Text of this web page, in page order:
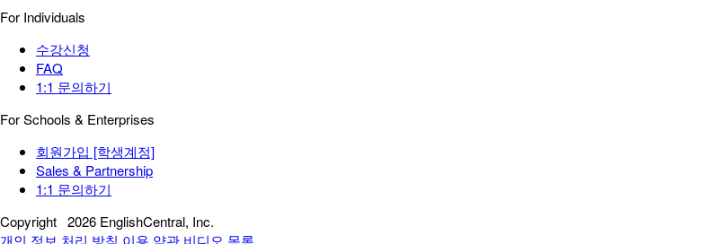
For Individuals
수강신청
FAQ
1:1 문의하기
For Schools & Enterprises
회원가입 [학생계정]
Sales & Partnership
1:1 문의하기
Copyright 2026 EnglishCentral, Inc.